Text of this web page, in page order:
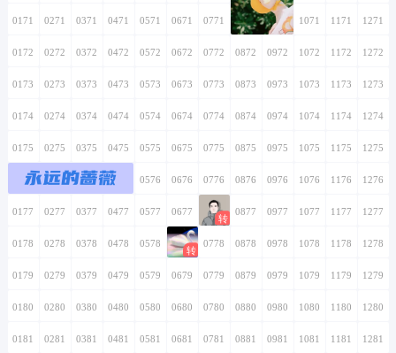
0171 0271 0371 0471 0571 0671 0771 0871 0971 1071 1171 1271
0172 0272 0372 0472 0572 0672 0772 0872 0972 1072 1172 1272
0173 0273 0373 0473 0573 0673 0773 0873 0973 1073 1173 1273
0174 0274 0374 0474 0574 0674 0774 0874 0974 1074 1174 1274
0175 0275 0375 0475 0575 0675 0775 0875 0975 1075 1175 1275
0176永远的蔷薇
0276 0376 0476 0576 0676 0776 0876 0976 1076 1176 1276
0177 0277 0377 0477 0577 0677 0777 0877 0977 1077 1177 1277
0178 0278 0378 0478 0578 0678 0778 0878 0978 1078 1178 1278
0179 0279 0379 0479 0579 0679 0779 0879 0979 1079 1179 1279
0180 0280 0380 0480 0580 0680 0780 0880 0980 1080 1180 1280
0181 0281 0381 0481 0581 0681 0781 0881 0981 1081 1181 1281